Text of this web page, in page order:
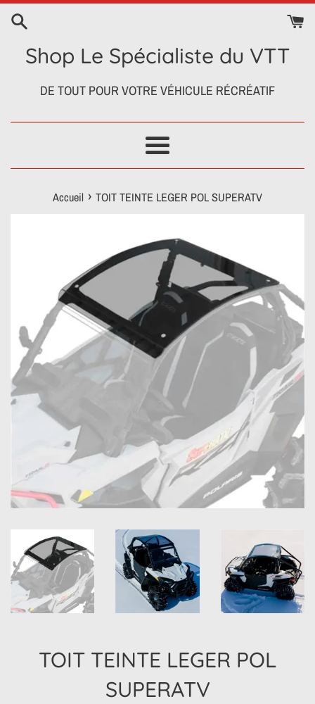
Passer
contenuShop Le Spécialiste du VTT
DE TOUT POUR VOTRE VÉHICULE RÉCRÉATIF
Menu
Accueil › TOIT TEINTE LEGER POL SUPERATV
TOIT TEINTE LEGER POL
SUPERATV